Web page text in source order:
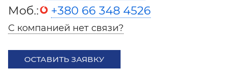
Моб.:
+380 66 348 4526
С компанией нет связи?
ОСТАВИТЬ ЗАЯВКУ